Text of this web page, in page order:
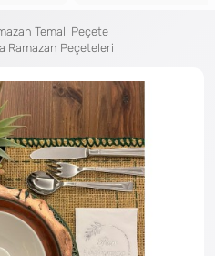
Temalı Peçete
Ramazan Peçeteleri